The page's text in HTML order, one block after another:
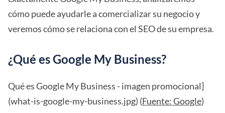
cómo puede ayudarle a comercializar su negocio y
veremos cómo se relaciona con el SEO de su empresa.
¿Qué es Google My Business?
Qué es Google My Business - imagen promocional]
(what-is-google-my-business.jpg) (Fuente: Google)